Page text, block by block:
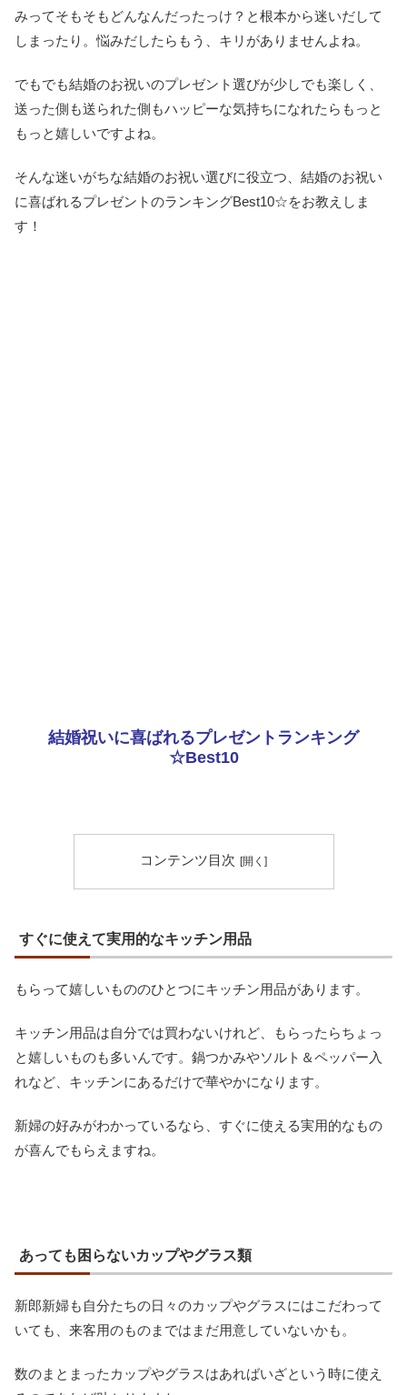
みってそもそもどんなんだったっけ？と根本から迷いだして
しまったり。悩みだしたらもう、キリがありませんよね。
でもでも結婚のお祝いのプレゼント選びが少しでも楽しく、
送った側も送られた側もハッピーな気持ちになれたらもっと
もっと嬉しいですよね。
そんな迷いがちな結婚のお祝い選びに役立つ、結婚のお祝い
に喜ばれるプレゼントのランキングBest10☆をお教えしま
す！
結婚祝いに喜ばれるプレゼントランキング
☆Best10
コンテンツ目次
すぐに使えて実用的なキッチン用品
もらって嬉しいもののひとつにキッチン用品があります。
キッチン用品は自分では買わないけれど、もらったらちょっ
と嬉しいものも多いんです。鍋つかみやソルト＆ペッパー入
れなど、キッチンにあるだけで華やかになります。
新婦の好みがわかっているなら、すぐに使える実用的なもの
が喜んでもらえますね。
あっても困らないカップやグラス類
新郎新婦も自分たちの日々のカップやグラスにはこだわって
いても、来客用のものまではまだ用意していないかも。
数のまとまったカップやグラスはあればいざという時に使え